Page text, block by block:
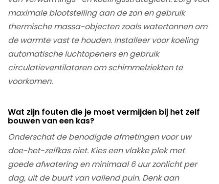
maximale blootstelling aan de zon en gebruik
thermische massa-objecten zoals watertonnen om
de warmte vast te houden. Installeer voor koeling
automatische luchtopeners en gebruik
circulatieventilatoren om schimmelziekten te
voorkomen.
Wat zijn fouten die je moet vermijden bij het zelf
bouwen van een kas?
Onderschat de benodigde afmetingen voor uw
doe-het-zelfkas niet. Kies een vlakke plek met
goede afwatering en minimaal 6 uur zonlicht per
dag, uit de buurt van vallend puin. Denk aan